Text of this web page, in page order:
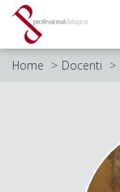
Home Docenti